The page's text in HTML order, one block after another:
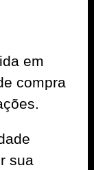
em
compra
sua